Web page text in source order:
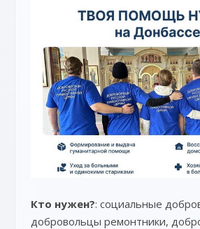
Кто нужен?: социальные
добровольцы ремонтники,